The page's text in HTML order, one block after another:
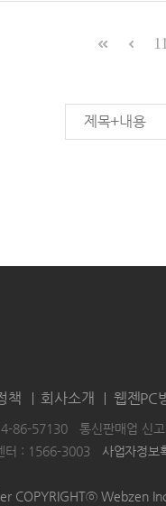
제목+내용
책 회사소개 웹젠PC
86-57130 통신판매업 신
터 : 1566-3003 사업자정보
Webzen Inc.